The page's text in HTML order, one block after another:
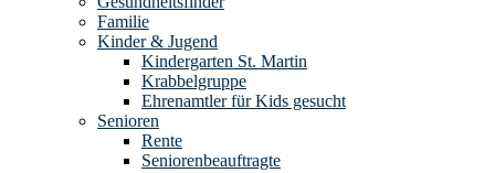
Familie
Kinder & Jugend
Kindergarten St. Martin
Krabbelgruppe
Ehrenamtler für Kids gesucht
Senioren
Rente
Seniorenbeauftragte